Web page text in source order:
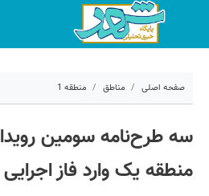
صفحه اصلی مناطق منطقه 1
81745
سه طرح‌نامه سومین
منطقه یک وارد فاز